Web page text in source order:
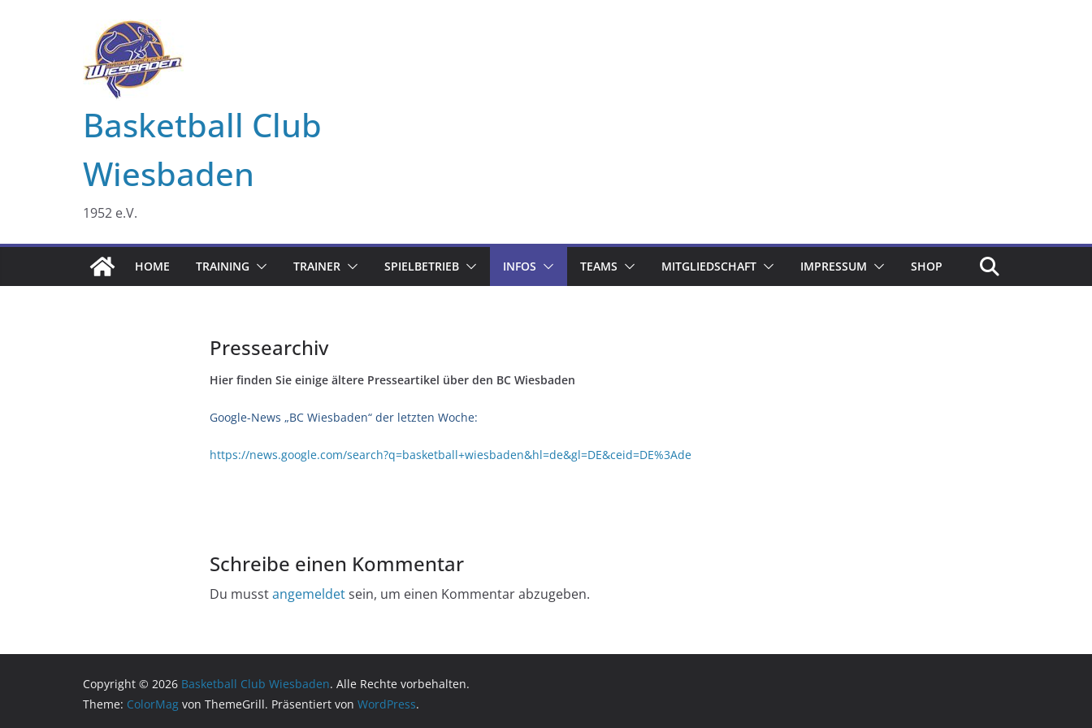
Basketball Club
Wiesbaden
1952 e.V.
HOME TRAINING TRAINER SPIELBETRIEB INFOS TEAMS MITGLIEDSCHAFT IMPRESSUM SHOP
Pressearchiv
Hier finden Sie einige ältere Presseartikel über den BC Wiesbaden
Google-News „BC Wiesbaden“ der letzten Woche:
https://news.google.com/search?q=basketball+wiesbaden&hl=de&gl=DE&ceid=DE%3Ade
Schreibe einen Kommentar
Du musstangemeldetsein, um einen Kommentar abzugeben.
Copyright © 2026 Basketball Club Wiesbaden. Alle Rechte vorbehalten.
Theme: ColorMag von ThemeGrill. Präsentiert von WordPress.